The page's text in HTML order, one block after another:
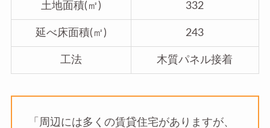
土地面積(㎡) 332
延べ床面積(㎡) 243
工法 木質パネル接着
「周辺には多くの賃貸住宅がありますが、